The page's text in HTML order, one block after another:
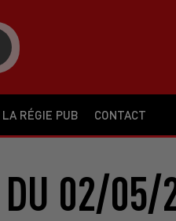
LA RÉGIE PUB CONTACT
DU 02/